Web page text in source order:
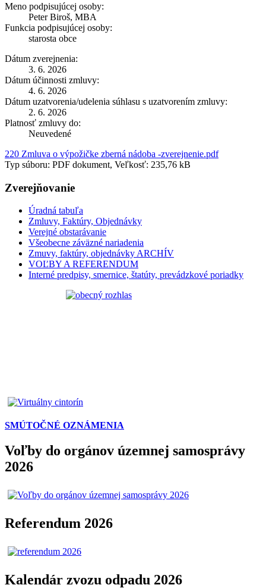
Meno podpisujúcej osoby:
Peter Biroš, MBA
Funkcia podpisujúcej osoby:
starosta obce
Dátum zverejnenia:
3. 6. 2026
Dátum účinnosti zmluvy:
4. 6. 2026
Dátum uzatvorenia/udelenia súhlasu s uzatvorením zmluvy:
2. 6. 2026
Platnosť zmluvy do:
Neuvedené
220 Zmluva o výpožičke zberná nádoba -zverejnenie.pdf
Typ súboru: PDF dokument, Veľkosť: 235,76 kB
Zverejňovanie
Úradná tabuľa
Zmluvy, Faktúry, Objednávky
Verejné obstarávanie
Všeobecne záväzné nariadenia
Zmuvy, faktúry, objednávky ARCHÍV
VOĽBY A REFERENDUM
Interné predpisy, smernice, štatúty, prevádzkové poriadky
SMÚTOČNÉ OZNÁMENIA
Voľby do orgánov územnej samosprávy
2026
Referendum 2026
Kalendár zvozu odpadu 2026